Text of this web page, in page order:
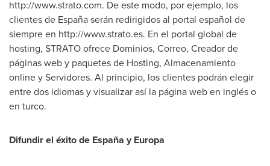
http://www.strato.com. De este modo, por ejemplo, los
clientes de España serán redirigidos al portal español de
siempre en http://www.strato.es. En el portal global de
hosting, STRATO ofrece Dominios, Correo, Creador de
páginas web y paquetes de Hosting, Almacenamiento
online y Servidores. Al principio, los clientes podrán elegir
entre dos idiomas y visualizar así la página web en inglés o
en turco.
Difundir el éxito de España y Europa